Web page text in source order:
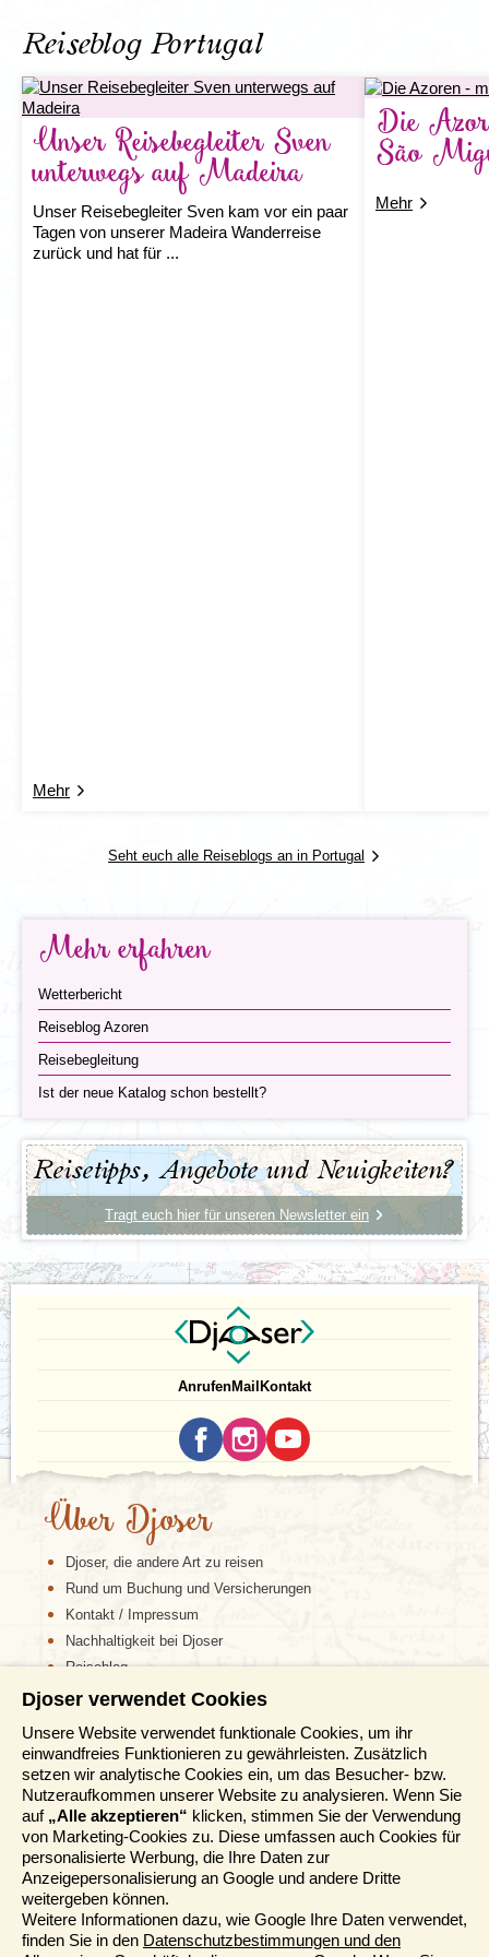
abgelegene Archipel im Atlantik beherbergt ein
Preis
85,- € p.P.
Mehr Informationen
Reiseblog Portugal
Unser Reisebegleiter Sven
unterwegs auf Madeira
Unser Reisebegleiter Sven kam vor ein paar
Tagen von unserer Madeira Wanderreise
zurück und hat für ...
Mehr
Die
São
Mehr
Seht euch alle Reiseblogs an in Portugal
Mehr erfahren
Wetterbericht
Reiseblog Azoren
Reisebegleitung
Ist der neue Katalog schon bestellt?
Reisetipps, Angebote und Neuigkeiten?
Tragt euch hier für unseren Newsletter ein
AnrufenMail Kontakt
Über Djoser
Djoser, die andere Art zu reisen
Rund um Buchung und Versicherungen
Kontakt / Impressum
Nachhaltigkeit bei Djoser
Reiseblog
Informationen
Reisemessen
Häufig gestellte Fragen
AGB
Formblatt
Datenschutz
Informationstage
Unser Belgischer Partner
Unser Niederländischer Partner
Djoser verwendet Cookies
Unsere Website verwendet funktionale Cookies, um ihr
einwandfreies Funktionieren zu gewährleisten. Zusätzlich
setzen wir analytische Cookies ein, um das Besucher- bzw.
Nutzeraufkommen unserer Website zu analysieren. Wenn Sie
auf „Alle akzeptieren“ klicken, stimmen Sie der Verwendung
von Marketing-Cookies zu. Diese umfassen auch Cookies für
personalisierte Werbung, die Ihre Daten zur
Anzeigepersonalisierung an Google und andere Dritte
weitergeben können.
Weitere Informationen dazu, wie Google Ihre Daten verwendet,
finden Sie in den Datenschutzbestimmungen und den